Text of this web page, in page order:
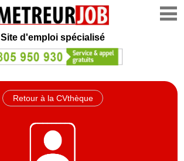
Site d'emploi spécialisé
Retour à la CVthèque